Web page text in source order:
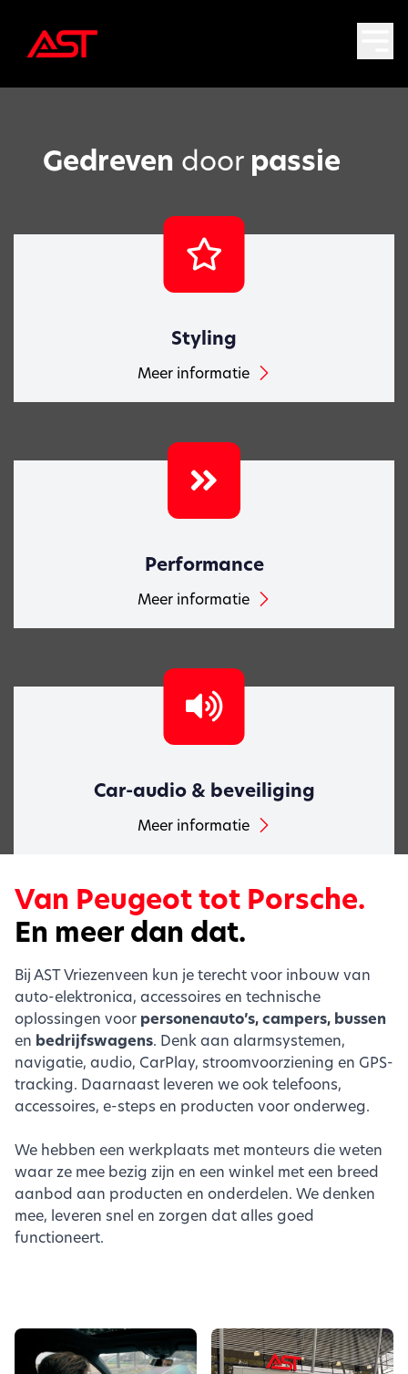
Gedreven door passie
Styling
Meer informatie
Performance
Meer informatie
Car-audio & beveiliging
Meer informatie
Van Peugeot tot Porsche.
En meer dan dat.
Bij AST Vriezenveen kun je terecht voor inbouw van
auto-elektronica, accessoires en technische
oplossingen voor personenauto’s, campers, bussen
en bedrijfswagens. Denk aan alarmsystemen,
navigatie, audio, CarPlay, stroomvoorziening en GPS-
tracking. Daarnaast leveren we ook telefoons,
accessoires, e-steps en producten voor onderweg.
We hebben een werkplaats met monteurs die weten
waar ze mee bezig zijn en een winkel met een breed
aanbod aan producten en onderdelen. We denken
mee, leveren snel en zorgen dat alles goed
functioneert.